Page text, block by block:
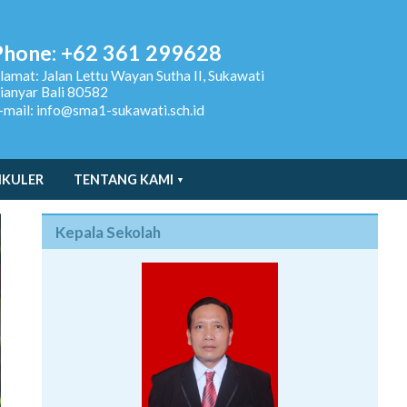
+62 361 299628
Jalan Lettu Wayan Sutha II, Sukawati
Bali 80582
mail: info@sma1-sukawati.sch.id
TENTANG KAMI
Kepala Sekolah